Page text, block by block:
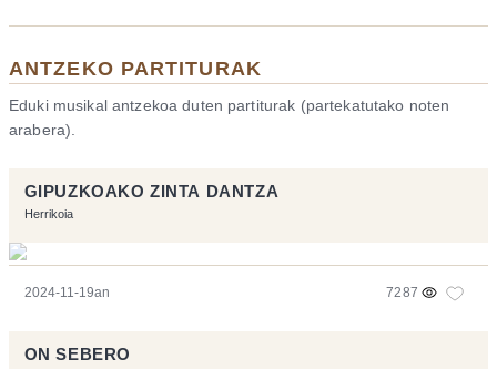
ANTZEKO PARTITURAK
Eduki musikal antzekoa duten partiturak (partekatutako noten
arabera).
GIPUZKOAKO ZINTA DANTZA
Herrikoia
2024-11-19an 7287
ON SEBERO